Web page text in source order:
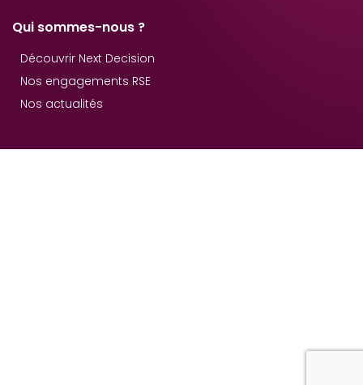
Qui sommes-nous ?
Découvrir Next Decision
Nos engagements RSE
Nos actualités